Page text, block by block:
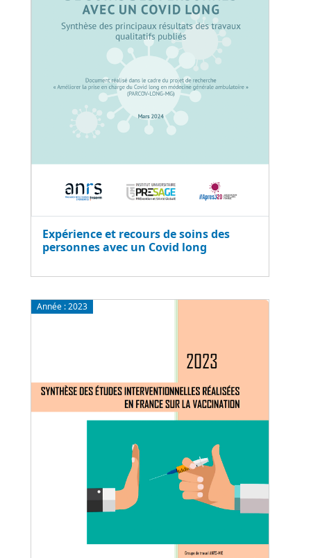
Expérience et recours de soins des
personnes avec un Covid long
Année :2023